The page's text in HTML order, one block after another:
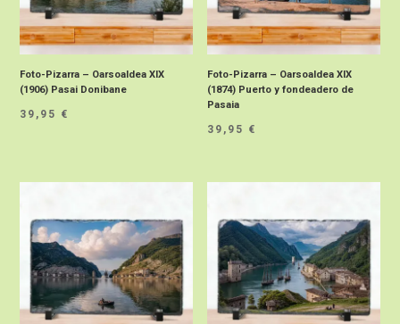
Foto-Pizarra – Oarsoaldea XIX
(1906) Pasai Donibane
39,95 €
Foto-Pizarra – Oarsoaldea XIX
(1874) Puerto y fondeadero de
Pasaia
39,95 €